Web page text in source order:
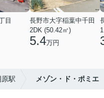
目
長野市大字稲葉中千田
2DK (50.42㎡)
5.4万円
原駅 メゾン・ド・ポミエ